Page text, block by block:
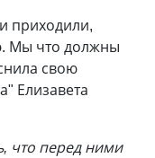
приходили,
Мы что должны
свою
Елизавета
что перед ними